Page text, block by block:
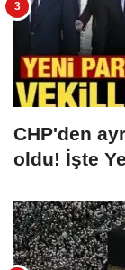
CHP'den
oldu! İşte